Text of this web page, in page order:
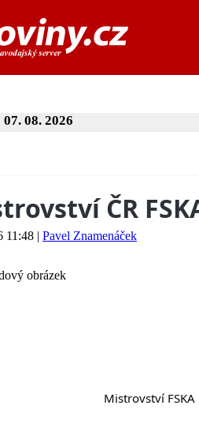
07. 08. 2026
ČR
11:48 | Pavel Znamenáček
Mistrovství